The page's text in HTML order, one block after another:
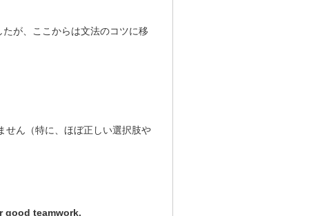
が、ここからは文法のコツに移
せん（特に、ほぼ正しい選択肢や
good teamwork.